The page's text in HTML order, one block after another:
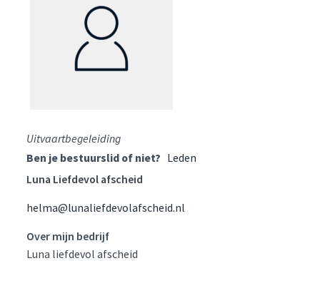
Uitvaartbegeleiding
Ben je bestuurslid of niet? Leden
Luna Liefdevol afscheid
helma@lunaliefdevolafscheid.nl
Over mijn bedrijf
Luna liefdevol afscheid